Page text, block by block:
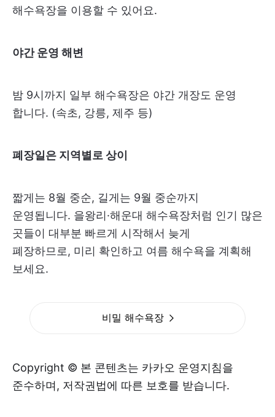
해수욕장을 이용할 수 있어요.
야간 운영 해변
밤 9시까지 일부 해수욕장은 야간 개장도 운영
합니다. (속초, 강릉, 제주 등)
폐장일은 지역별로 상이
짧게는 8월 중순, 길게는 9월 중순까지
운영됩니다. 을왕리·해운대 해수욕장처럼 인기 많은
곳들이 대부분 빠르게 시작해서 늦게
폐장하므로, 미리 확인하고 여름 해수욕을 계획해
보세요.
비밀 해수욕장
Copyright © 본 콘텐츠는 카카오 운영지침을
준수하며, 저작권법에 따른 보호를 받습니다.